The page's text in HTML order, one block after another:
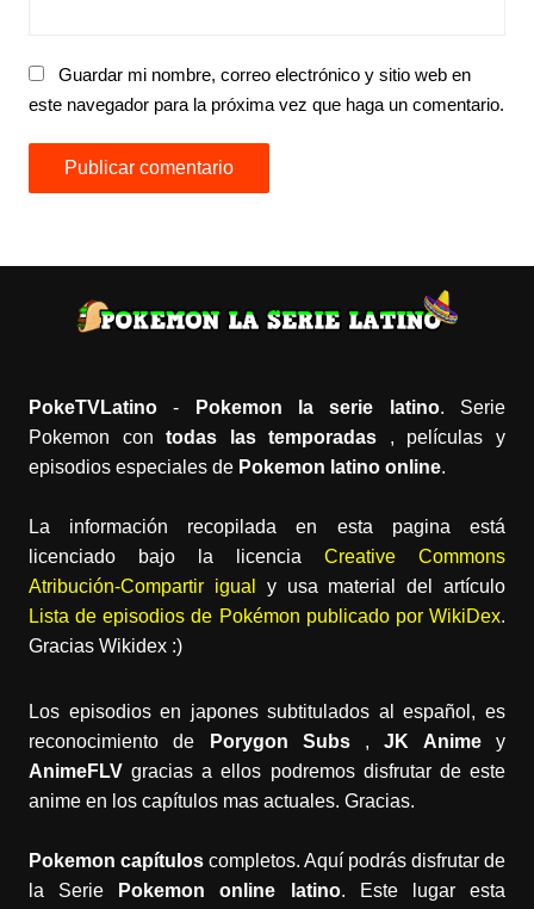
Guardar mi nombre, correo electrónico y sitio web en
este navegador para la próxima vez que haga un comentario.
PokeTVLatino- Pokemon la serie latino. Serie
Pokemon contodas las temporadas , películas y
episodios especiales de Pokemon latino online.
La información recopilada en esta pagina está
licenciado bajo la licenciaCreative Commons
Atribución-Compartir igual
y usa material del artículo
Lista de episodios de Pokémon publicado por WikiDex.
Gracias Wikidex :)
Los episodios en japones subtitulados al español, es
reconocimiento de
Porygon Subs,JK Animey
AnimeFLVgracias a ellos podremos disfrutar de este
anime en los capítulos mas actuales. Gracias.
Pokemon capítuloscompletos. Aquí podrás disfrutar de
la Serie
Pokemon online latino. Este lugar esta